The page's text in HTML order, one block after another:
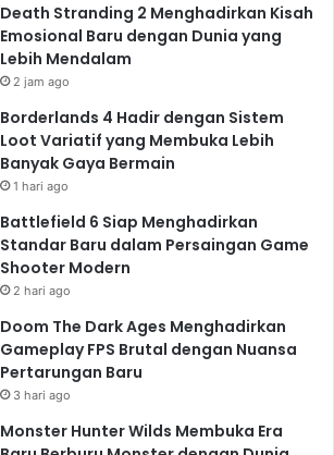
Death Stranding 2 Menghadirkan Kisah
Emosional Baru dengan Dunia yang
Lebih Mendalam
2 jam ago
Borderlands 4 Hadir dengan Sistem
Loot Variatif yang Membuka Lebih
Banyak Gaya Bermain
1 hari ago
Battlefield 6 Siap Menghadirkan
Standar Baru dalam Persaingan Game
Shooter Modern
2 hari ago
Doom The Dark Ages Menghadirkan
Gameplay FPS Brutal dengan Nuansa
Pertarungan Baru
3 hari ago
Monster Hunter Wilds Membuka Era